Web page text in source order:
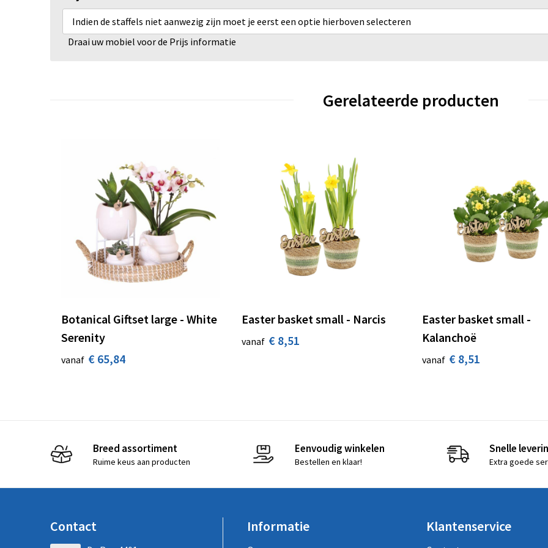
Indien de staffels niet aanwezig zijn moet je eerst een optie hierboven selecteren
Draai uw mobiel voor de Prijs informatie
Gerelateerde producten
Botanical Giftset large - White
Serenity
vanaf € 65,84
Easter basket small - Narcis
vanaf € 8,51
Easter basket small -
Kalanchoë
vanaf € 8,51
Breed assortiment
Ruime keus aan producten
Eenvoudig winkelen
Bestellen en klaar!
Snelle
Extra goede
Contact Informatie Klantenservice